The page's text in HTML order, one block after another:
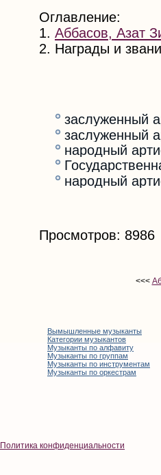
Оглавление:
1. Аббасов, Азат
2. Награды и
заслуженный
заслуженный
народный
народный
Просмотров: 8986
<<<
Вымышленные музыканты
Категории музыкантов
Музыканты по алфавиту
Музыканты по группам
Музыканты по инструментам
Музыканты по оркестрам
Политика конфиденциальности